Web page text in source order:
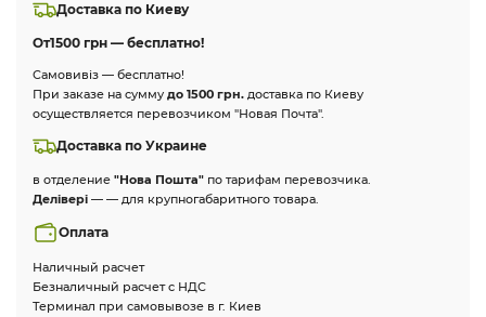
Доставка по Киеву
От1500 грн — бесплатно!
Самовивіз — бесплатно!
При заказе на сумму до 1500 грн. доставка по Киеву
осуществляется перевозчиком "Новая Почта".
Доставка по Украине
в отделение "Нова Пошта" по тарифам перевозчика.
Делівері — — для крупногабаритного товара.
Оплата
Наличный расчет
Безналичный расчет с НДС
Терминал при самовывозе в г. Киев